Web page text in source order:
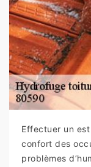
Effectuer un
confort des
problèmes